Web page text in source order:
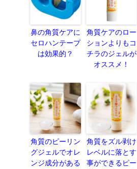
鼻の角質ケアに
セロハンテープ
は効果的？
角質ケアのロー
ションよりもコ
チラのジェルが
オススメ！
角質のピーリン
グジェルでオレ
ンジ成分がある
角質をズル剥け
レベルに落とす
事ができるピー